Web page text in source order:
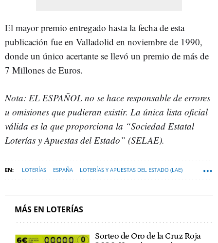
El mayor premio entregado hasta la fecha de esta
publicación fue en Valladolid en noviembre de 1990,
donde un único acertante se llevó un premio de más de
7 Millones de Euros.
Nota: EL ESPAÑOL no se hace responsable de errores
u omisiones que pudieran existir. La única lista oficial
válida es la que proporciona la “Sociedad Estatal
Loterías y Apuestas del Estado” (SELAE).
LOTERÍAS ESPAÑA LOTERÍAS Y APUESTAS DEL ESTADO (LAE)
MÁS EN LOTERÍAS
Sorteo de Oro de la Cruz Roja